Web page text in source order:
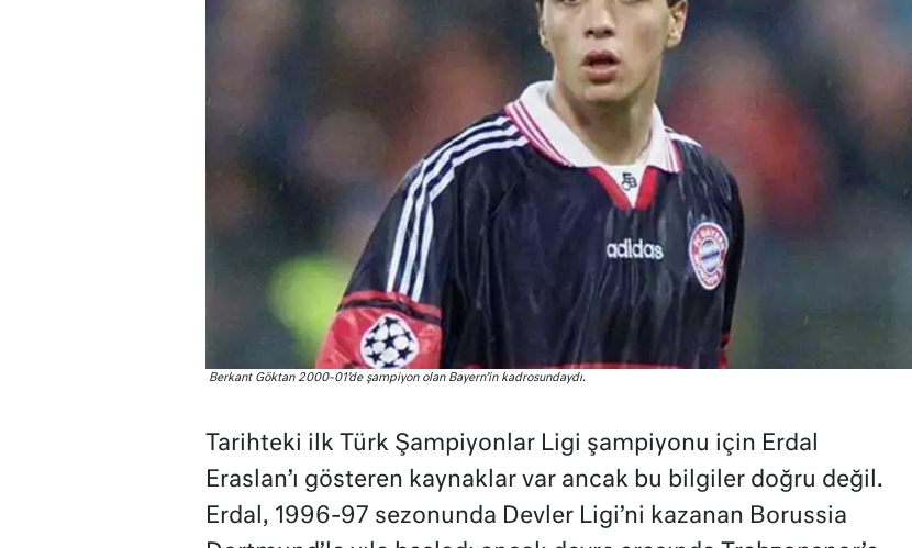
Berkant Göktan 2000-01’de şampiyon olan Bayern’in kadrosundaydı.
Tarihteki ilk Türk Şampiyonlar Ligi şampiyonu için Erdal
Eraslan’ı gösteren kaynaklar var ancak bu bilgiler doğru değil.
Erdal, 1996-97 sezonunda Devler Ligi’ni kazanan Borussia